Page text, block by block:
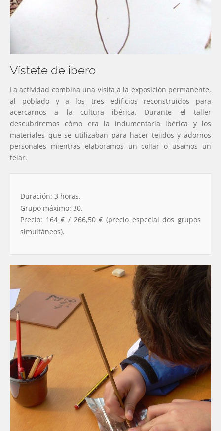
Vístete de ibero
La actividad combina una visita a la exposición permanente,
al poblado y a los tres edificios reconstruidos para
acercarnos a la cultura ibérica. Durante el taller
descubriremos cómo era la indumentaria ibérica y los
materiales que se utilizaban para hacer tejidos y adornos
personales mientras elaboramos un collar o usamos un
telar.
Duración: 3 horas.
Grupo máximo: 30.
Precio: 164 € / 266,50 € (precio especial dos grupos
simultáneos).